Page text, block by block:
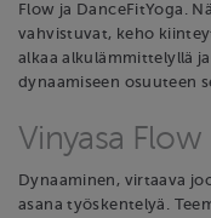
Flow ja DanceFitYoga.
vahvistuvat, keho
alkaa alkulämmittelyllä
dynaamiseen osuuteen
Vinyasa Flow
Dynaaminen, virtaava
asana työskentelyä.